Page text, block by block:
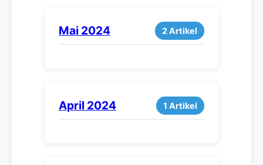
Mai 2024 2 Artikel
April 2024 1 Artikel